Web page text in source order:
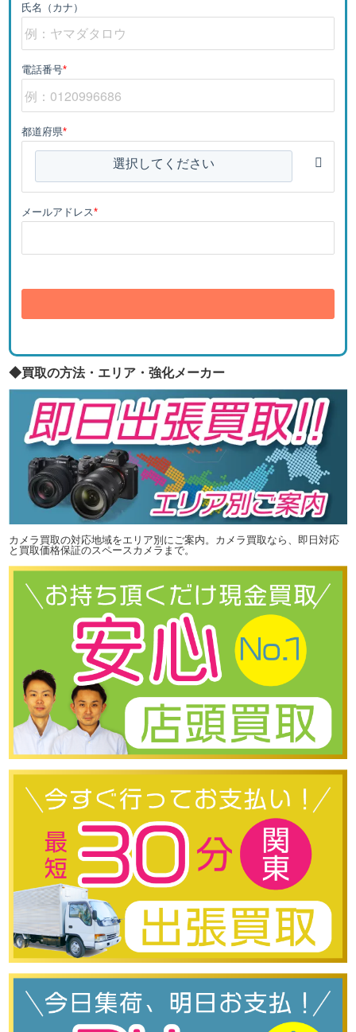
氏名（カナ）
電話番号*
都道府県*
選択してください
メールアドレス*
◆買取の方法・エリア・強化メーカー
カメラ買取の対応地域をエリア別にご案内。カメラ買取なら、即日対応
と買取価格保証のスペースカメラまで。